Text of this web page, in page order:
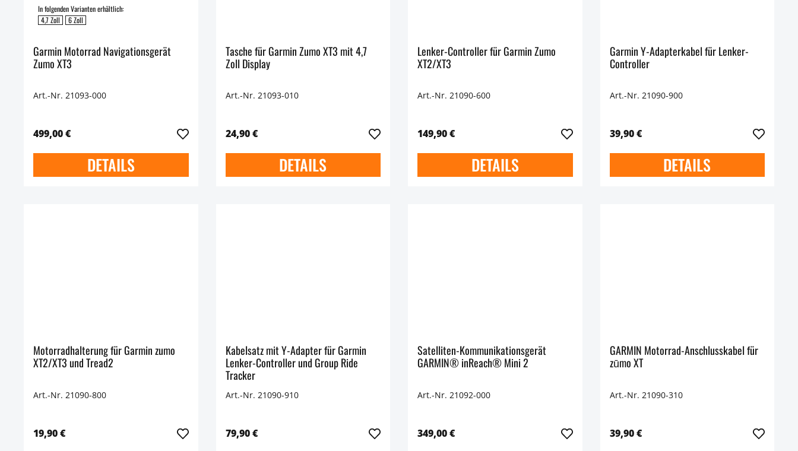
In folgenden Varianten erhältlich:
4,7 Zoll
6 Zoll
Garmin Motorrad Navigationsgerät
Zumo XT3
Art.-Nr. 21093-000
499,00 €
DETAILS
Tasche für Garmin Zumo XT3 mit 4,7
Zoll Display
Art.-Nr. 21093-010
24,90 €
DETAILS
Lenker-Controller für Garmin Zumo
XT2/XT3
Art.-Nr. 21090-600
149,90 €
DETAILS
Garmin Y-Adapterkabel für Lenker-
Controller
Art.-Nr. 21090-900
39,90 €
DETAILS
Motorradhalterung für Garmin zumo
XT2/XT3 und Tread2
Art.-Nr. 21090-800
19,90 €
Kabelsatz mit Y-Adapter für Garmin
Lenker-Controller und Group Ride
Tracker
Art.-Nr. 21090-910
79,90 €
Satelliten-Kommunikationsgerät
GARMIN® inReach® Mini 2
Art.-Nr. 21092-000
349,00 €
GARMIN Motorrad-Anschlusskabel für
zūmo XT
Art.-Nr. 21090-310
39,90 €